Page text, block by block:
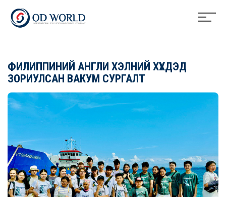
ФИЛИППИНИЙ АНГЛИ ХЭЛНИЙ ХҮҮХДЭД
ЗОРИУЛСАН ВАКУМ СУРГАЛТ